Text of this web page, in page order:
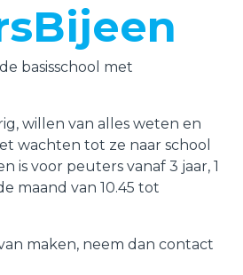
basisschool met
willen van alles weten en
wachten tot ze naar school
is voor peuters vanaf 3 jaar, 1
maand van 10.45 tot
maken, neem dan contact